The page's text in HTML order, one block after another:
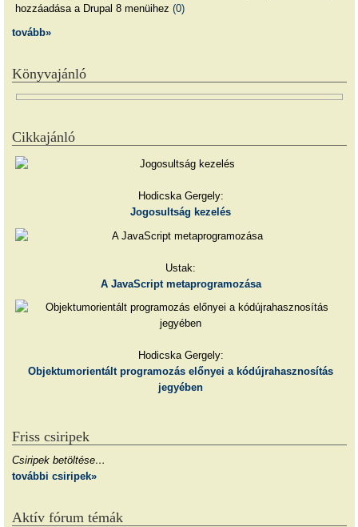
hozzáadása a Drupal 8 menüihez (0)
tovább»
Könyvajánló
Cikkajánló
Hodicska Gergely:
Jogosultság kezelés
Ustak:
A JavaScript metaprogramozása
Hodicska Gergely:
Objektumorientált programozás előnyei a kódújrahasznosítás
jegyében
Friss csiripek
Csiripek betöltése…
további csiripek»
Aktív fórum témák